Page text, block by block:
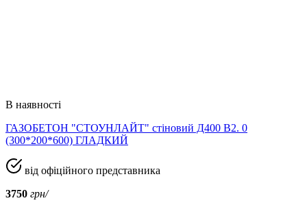
В наявності
ГАЗОБЕТОН "СТОУНЛАЙТ" стіновий Д400 В2. 0
(300*200*600) ГЛАДКИЙ
від офіційного представника
3750 грн/